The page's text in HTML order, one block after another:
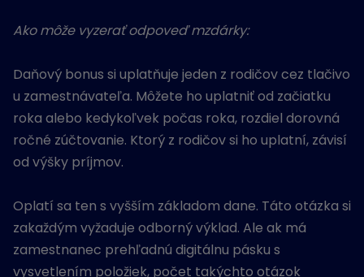
Ako môže vyzerať odpoveď mzdárky:
Daňový bonus si uplatňuje jeden z rodičov cez tlačivo
u zamestnávateľa. Môžete ho uplatniť od začiatku
roka alebo kedykoľvek počas roka, rozdiel dorovná
ročné zúčtovanie. Ktorý z rodičov si ho uplatní, závisí
od výšky príjmov.
Oplatí sa ten s vyšším základom dane. Táto otázka si
zakaždým vyžaduje odborný výklad. Ale ak má
zamestnanec prehľadnú digitálnu pásku s
vysvetlením položiek, počet takýchto otázok